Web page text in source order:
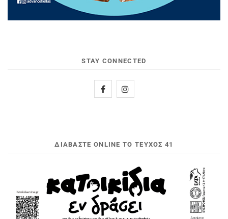
STAY CONNECTED
ΔΙΑΒΆΣΤΕ ONLINE ΤΟ ΤΕΎΧΟΣ 41